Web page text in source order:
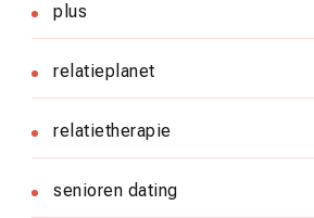
plus
relatieplanet
relatietherapie
senioren dating